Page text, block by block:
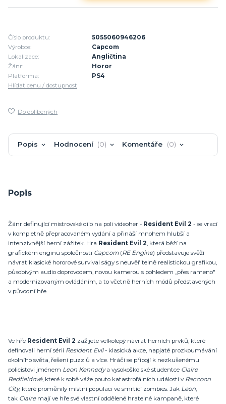
Číslo produktu:
5055060946206
Výrobce:
Capcom
Lokalizace:
Angličtina
Žánr:
Horor
Platforma:
PS4
Hlídat cenu / dostupnost
Do oblíbených
Popis Hodnocení 0 Komentáře 0
Popis
Žánr definující mistrovské dílo na poli videoher - Resident Evil 2 - se vrací
v kompletně přepracovaném vydání a přináší mnohem hlubší a
intenzivnější herní zážitek. Hra Resident Evil 2, která běží na
grafickém enginu společnosti Capcom(RE Engine) představuje svěží
návrat klasické hororové survival ságy s neuvěřitelně realistickou grafikou,
působivým audio doprovodem, novou kamerou s pohledem „přes rameno"
a modernizovaným ovládáním, a to včetně herních módů představených
v původní hře.
Ve hře Resident Evil 2 zažijete velkolepý návrat herních prvků, které
definovali herní sérii Resident Evil- klasická akce, napjaté prozkoumávání
okolního světa, řešení puzzlů a více. Hráči se připojí k nezkušenému
policistovi jménem Leon Kennedya vysokoškolské studentce Claire
Redfieldové, které k sobě váže pouto katastrofálních událostí v Raccoon
City, které proměnily místní populaci ve smrtící zombies. Jak Leon
tak Claire mají ve hře své vlastní oddělené hratelné kampaně, které